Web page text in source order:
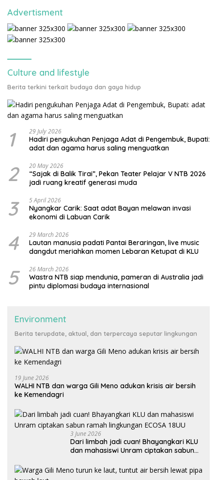
Advertisment
Culture and lifestyle
Berita terkini terkait budaya dan gaya hidup
1 29 July 2026
Hadiri pengukuhan Penjaga Adat di Pengembuk, Bupati:
adat dan agama harus saling menguatkan
2 20 May 2026
“Sajak di Balik Tirai”, Pekan Teater Pelajar V NTB 2026
jadi ruang kreatif generasi muda
3 5 April 2026
Nyangkar Carik: Saat adat Bayan melawan invasi
ekonomi di Labuan Carik
4 29 March 2026
Lautan manusia padati Pantai Beraringan, live music
dangdut meriahkan momen Lebaran Ketupat di KLU
5 26 March 2026
Wastra NTB siap mendunia, pameran di Australia jadi
pintu diplomasi budaya internasional
Environment
Berita terupdate, aktual, dan terpercaya seputar lingkungan
19 June 2026
WALHI NTB dan warga Gili Meno adukan krisis air bersih
ke Kemendagri
3 June 2026
Dari limbah jadi cuan! Bhayangkari KLU
dan mahasiswi Unram ciptakan sabun